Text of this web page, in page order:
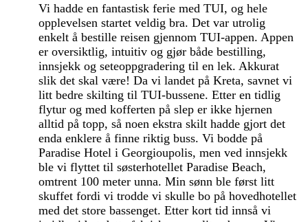
Vi hadde en fantastisk ferie med TUI, og hele
opplevelsen startet veldig bra. Det var utrolig
enkelt å bestille reisen gjennom TUI-appen. Appen
er oversiktlig, intuitiv og gjør både bestilling,
innsjekk og seteoppgradering til en lek. Akkurat
slik det skal være! Da vi landet på Kreta, savnet vi
litt bedre skilting til TUI-bussene. Etter en tidlig
flytur og med kofferten på slep er ikke hjernen
alltid på topp, så noen ekstra skilt hadde gjort det
enda enklere å finne riktig buss. Vi bodde på
Paradise Hotel i Georgioupolis, men ved innsjekk
ble vi flyttet til søsterhotellet Paradise Beach,
omtrent 100 meter unna. Min sønn ble først litt
skuffet fordi vi trodde vi skulle bo på hovedhotellet
med det store bassenget. Etter kort tid innså vi